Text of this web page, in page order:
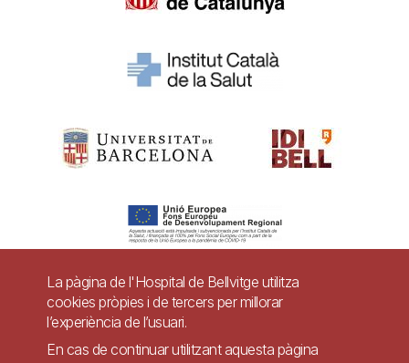
Pie
Contacte
La pàgina de l'Hospital de Bellvitge utilitza
cookies pròpies i de tercers per millorar
l’experiència de l’usuari.
En cas de continuar utilitzant aquesta pàgina